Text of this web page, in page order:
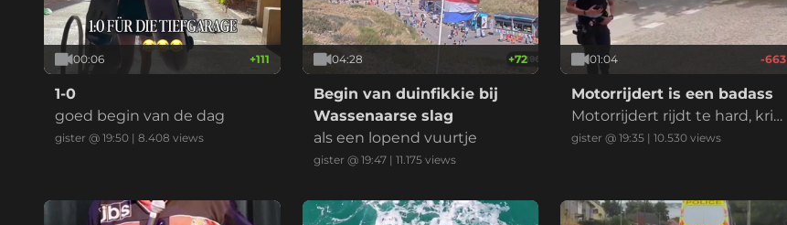
t, vaak in een wedstrijd of mo
eilijke situatie
00:06 +111
1-0
goed begin van de dag
gister @ 19:50 | 8.408 views
04:28 +72
Begin van duinfikkie bij
Wassenaarse slag
als een lopend vuurtje
gister @ 19:47| 11.175views
01:04 -663
Motorrijdert is een badass
Motorrijdert rijdt te hard, krij
gt een bekeuring en voelt zi
ideo is versneld en ingekort.
gister @ 19:35 |10.530 views